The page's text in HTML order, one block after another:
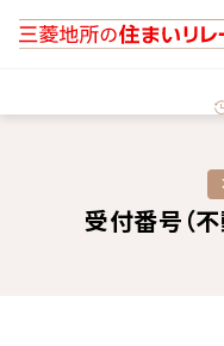
受付番号（